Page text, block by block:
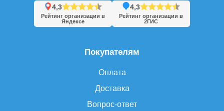
Покупателям
Оплата
Доставка
Вопрос-ответ
4,3
Рейтинг организации в
Яндексе
4,3
Рейтинг организации в
2ГИС